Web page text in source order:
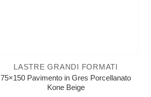
LASTRE GRANDI FORMATI
75×150 Pavimento in Gres Porcellanato
Kone Beige